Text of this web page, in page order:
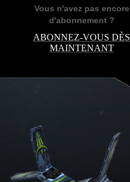
Vous n'avez pas encore
d'abonnement ?
ABONNEZ-VOUS DÈS
MAINTENANT